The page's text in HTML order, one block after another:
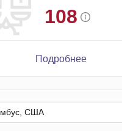
108
Подробнее